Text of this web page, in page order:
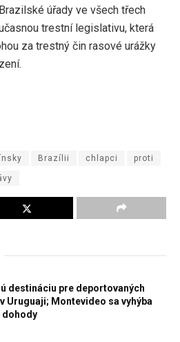
úřady ve všech třech
trestní legislativu, která
za trestný čin rasové urážky
Brazílii chlapci proti
destináciu pre deportovaných
Uruguaji; Montevideo sa vyhýba
dohody